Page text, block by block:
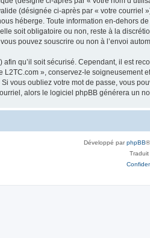
(désignée ci-après par « votre courriel
héberge. Toute information en-dehors
soit obligatoire ou non, reste à la
pouvez souscrire ou non à l’envoi
qu’il soit sécurisé. Cependant, il est
L2TC.com », conservez-le
vous oubliez votre mot de passe, vous
alors le logiciel phpBB générera un
Développé parphpBB